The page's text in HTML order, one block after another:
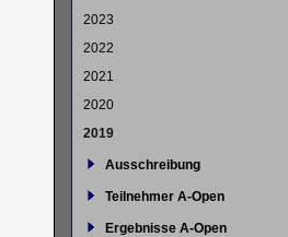
2023
2022
2021
2020
2019
Ausschreibung
Teilnehmer A-Open
Ergebnisse A-Open